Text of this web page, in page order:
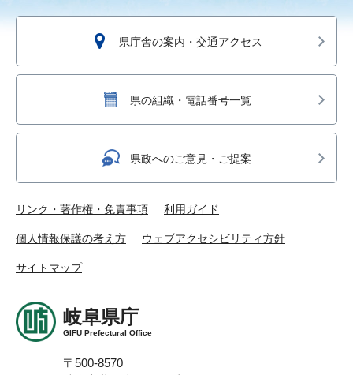
県庁舎の案内・交通アクセス
県の組織・電話番号一覧
県政へのご意見・ご提案
リンク・著作権・免責事項 利用ガイド
個人情報保護の考え方 ウェブアクセシビリティ方針
サイトマップ
岐阜県庁
GIFU Prefectural Office
〒500-8570